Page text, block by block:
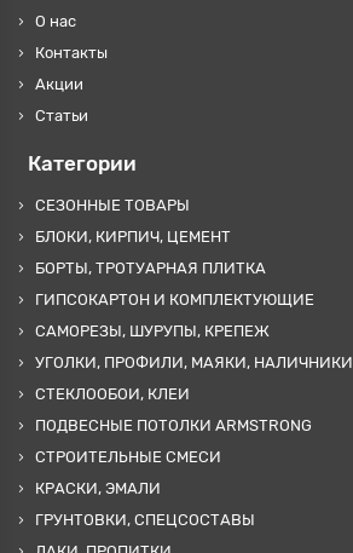
О нас
Контакты
Акции
Статьи
Категории
СЕЗОННЫЕ ТОВАРЫ
БЛОКИ, КИРПИЧ, ЦЕМЕНТ
БОРТЫ, ТРОТУАРНАЯ ПЛИТКА
ГИПСОКАРТОН И КОМПЛЕКТУЮЩИЕ
САМОРЕЗЫ, ШУРУПЫ, КРЕПЕЖ
УГОЛКИ, ПРОФИЛИ, МАЯКИ, НАЛИЧНИКИ
СТЕКЛООБОИ, КЛЕИ
ПОДВЕСНЫЕ ПОТОЛКИ ARMSTRONG
СТРОИТЕЛЬНЫЕ СМЕСИ
КРАСКИ, ЭМАЛИ
ГРУНТОВКИ, СПЕЦСОСТАВЫ